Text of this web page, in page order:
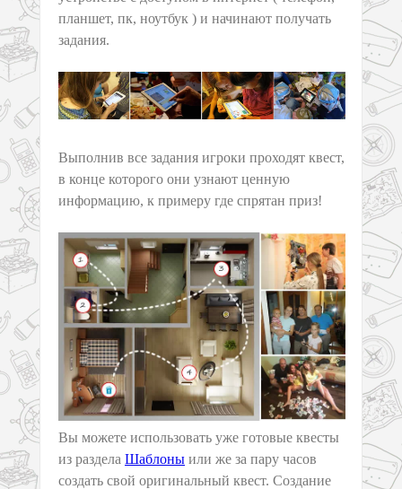
планшет, пк, ноутбук ) и начинают получать
задания.
Выполнив все задания игроки проходят квест,
в конце которого они узнают ценную
информацию, к примеру где спрятан приз!
Вы можете использовать уже готовые квесты
из раздела Шаблоны или же за пару часов
создать свой оригинальный квест. Создание